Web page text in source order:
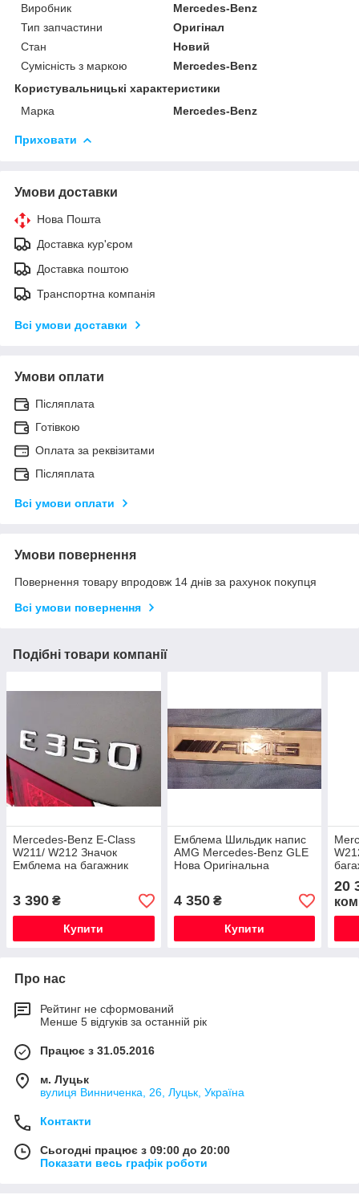
Виробник
Mercedes-Benz
Тип запчастини
Оригінал
Стан
Новий
Сумісність з маркою
Mercedes-Benz
Користувальницькі характеристики
Марка
Mercedes-Benz
Приховати
Умови доставки
Нова Пошта
Доставка кур'єром
Доставка поштою
Транспортна компанія
Всі умови доставки
Умови оплати
Післяплата
Готівкою
Оплата за реквізитами
Післяплата
Всі умови оплати
Умови повернення
Повернення товару впродовж 14 днів за рахунок покупця
Всі умови повернення
Подібні товари компанії
Mercedes-Benz E-Class
W211/ W212 Значок
Емблема на багажник
3 390 ₴
Купити
Емблема Шильдик напис
AMG Mercedes-Benz GLE
Нова Оригінальна
4 350₴
Купити
20
Про нас
Рейтинг не сформований
Менше 5 відгуків за останній рік
Працює з 31.05.2016
м. Луцьк
вулиця Винниченка, 26, Луцьк, Україна
Контакти
Сьогодні працює з 09:00 до 20:00
Показати весь графік роботи